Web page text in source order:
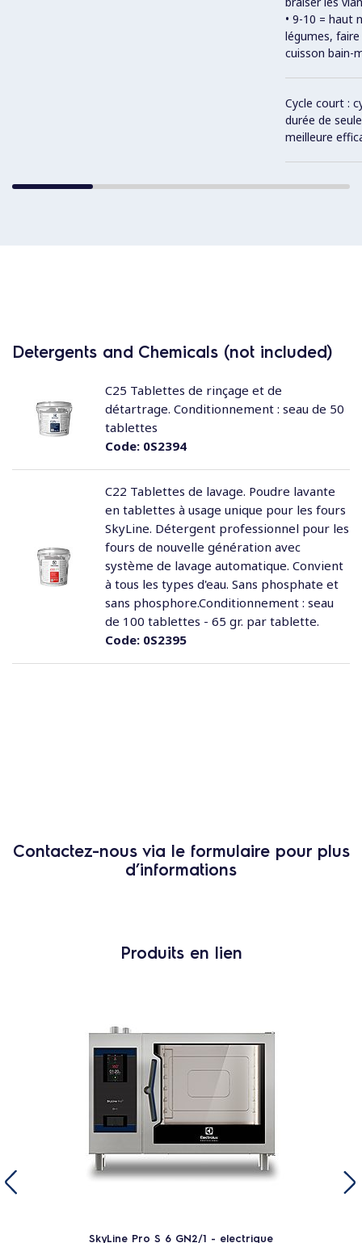
• 9-10 = haut
légumes,
cuisson bain-
Cycle court :
durée de
meilleure
Detergents and Chemicals (not included)
Code:0S2394
C25 Tablettes de rinçage et de
détartrage. Conditionnement : seau de 50
tablettes
Code:0S2395
C22 Tablettes de lavage. Poudre lavante
en tablettes à usage unique pour les fours
SkyLine. Détergent professionnel pour les
fours de nouvelle génération avec
système de lavage automatique. Convient
à tous les types d'eau. Sans phosphate et
sans phosphore.Conditionnement : seau
de 100 tablettes - 65 gr. par tablette.
Contactez-nous via le formulaire pour plus
d’informations
Produits en lien
SkyLine Pro S 6 GN2/1 - electrique